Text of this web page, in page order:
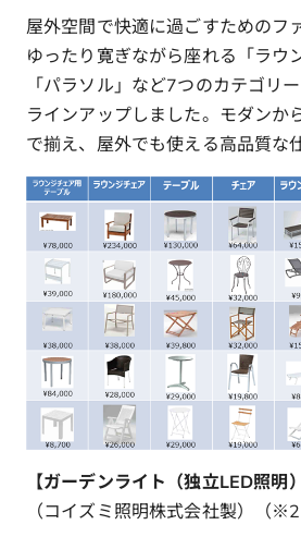
屋外空間で快適に過ごすためのフ
ゆったり寛ぎながら座れる「ラウ
「パラソル」など7つのカテゴリ
ラインアップしました。モダンか
で揃え、屋外でも使える高品質な
【ガーデンライト（独立LED照明
（コイズミ照明株式会社製）（※2